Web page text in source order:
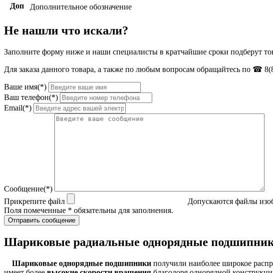
Доп
Дополнительное обозначение
Не нашли что искали?
Заполните форму ниже и наши специалисты в кратчайшие сроки подберут
Для заказа данного товара, а также по любым вопросам обращайтесь по ☎
Ваше имя(*)
Ваш телефон(*)
Email(*)
Сообщение(*)
Прикрепите файл
Допускаются файлы
Поля помеченные * обязательны для заполнения.
Отправить сообщение
Шариковые радиальные однорядные
Шариковые однорядные подшипники получили наиболее широкое